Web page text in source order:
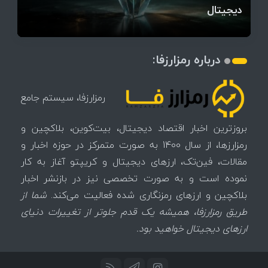
دیجیتال
چرا سرعت تراکنش‌ها در اقتصاد دیجیتال اهمیت دارد؟
تهدید بیت‌کوین مشخص شد
اتفاق تاریخی در بازار رمزارزها / بیت‌کوین سبز شد
تغییر می‌کند
کدامند؟
اتفاق مهم در بازار رمزارزها / بیت‌کوین وارد فاز تازه شد
میز / ۶۲۲ بیت‌کوین کجا رفت؟
درباره رمزارزفا:
رمزارزفا، سیستم جامع
بروزترین اخبار اقتصاد دیجیتال، بیت‌کوین، بلاکچین و
رمزارزها، از سال 1400 به صورت متمرکز در حوزه اخبار و
مقالات، فین‌تک، ارزهای‌ دیجیتال و کریپتو آغاز به کار
نموده است و به صورت تخصصی نیز در بازنشر اخبار
بلاکچین و ارزهای رمزنگاری شده فعالیت می‌کند.شما از
طریق رمزارزفا، همیشه یک قدم جلوتر از تغییرات دنیای
ارزهای دیجیتال خواهید بود.